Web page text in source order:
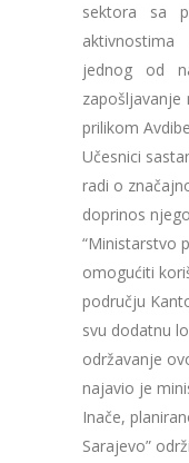
sektora sa
jednog od
prilikom
Učesnici
radi o
doprinos
“Ministarstvo
omogućiti
području
svu dodatnu
održavanje
najavio je
Inače,
Sarajevo”